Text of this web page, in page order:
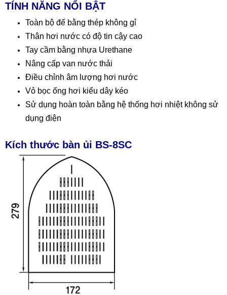
TÍNH NĂNG NỔI BẬT
Toàn bộ đế bằng thép không gỉ
Thân hơi nước có độ tin cậy cao
Tay cầm bằng nhựa Urethane
Nâng cấp van nước thải
Điều chỉnh âm lượng hơi nước
Vỏ bọc ống hơi kiểu dây kéo
Sử dụng hoàn toàn bằng hệ thống hơi nhiệt không sử
dụng điện
Kích thước bàn ủi BS-8SC